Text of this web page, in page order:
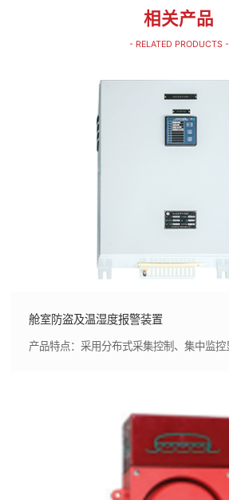
相关产品
- RELATED PRODUCTS -
舱室防盗及温湿度报警装置